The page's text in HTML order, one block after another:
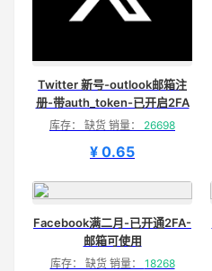
Twitter 新号-outlook邮箱注
册-带auth_token-已开启2FA
库存： 缺货 销量： 26698
¥ 0.65
Facebook满二月-已开通2FA-
邮箱可使用
库存： 缺货 销量： 18268